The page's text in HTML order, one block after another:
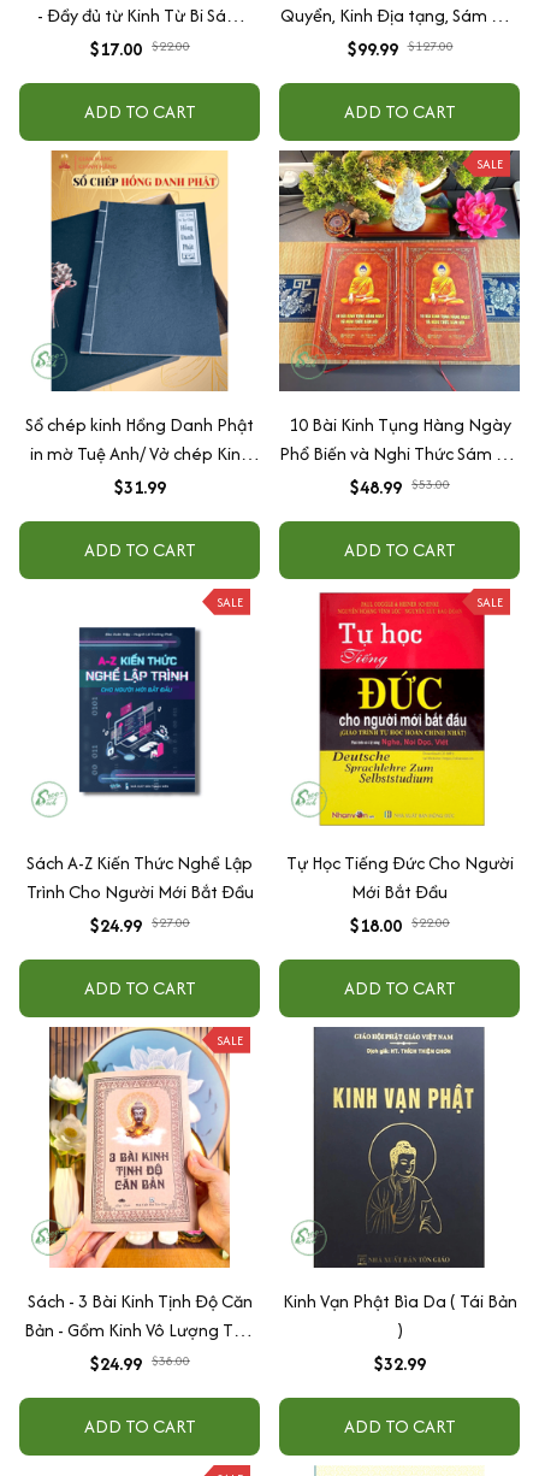
- Đầy đủ từ Kinh Từ Bi Sám
Hối,10 bài tụng kinh Sám Hối,
$17.00 $22.00
ADD TO CART
Quyển, Kinh Địa tạng, Sám Hối,
Chú đại bi, Hồng danh, Dược
$99.99 $127.00
ADD TO CART
Sổ chép kinh Hồng Danh Phật
in mờ Tuệ Anh/ Vở chép Kinh
giấy cổ (Tặng kèm Hộp đựng
$31.99
ADD TO CART
SALE
10 Bài Kinh Tụng Hàng Ngày
Phổ Biến và Nghi Thức Sám Hối
- Kèm Vòng, 84 Câu Chú Đại Bi,
$48.99 $53.00
ADD TO CART
SALE
Sách A-Z Kiến Thức Nghề Lập
Trình Cho Người Mới Bắt Đầu
$24.99 $27.00
ADD TO CART
SALE
Tự Học Tiếng Đức Cho Người
Mới Bắt Đầu
$18.00 $22.00
ADD TO CART
SALE
Sách - 3 Bài Kinh Tịnh Độ Căn
Bản - Gồm Kinh Vô Lượng Thọ,
Kinh Quán Vô Lượng Thọ, Kinh
$24.99 $38.00
ADD TO CART
Kinh Vạn Phật Bìa Da ( Tái Bản
)
$32.99
ADD TO CART